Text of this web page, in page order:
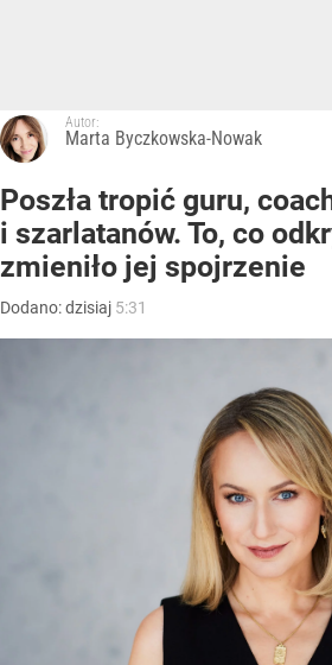
Autor:
Marta Byczkowska-Nowak
Poszła tropić guru,
i szarlatanów. To, co
zmieniło jej spojrzenie
Dodano:dzisiaj 5:31